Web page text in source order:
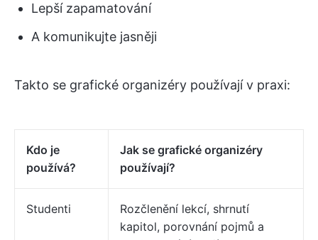
Lepší zapamatování
A komunikujte jasněji
Takto se grafické organizéry používají v praxi:
Kdo je
používá?
Jak se grafické organizéry
používají?
Studenti
Rozčlenění lekcí, shrnutí
kapitol, porovnání pojmů a